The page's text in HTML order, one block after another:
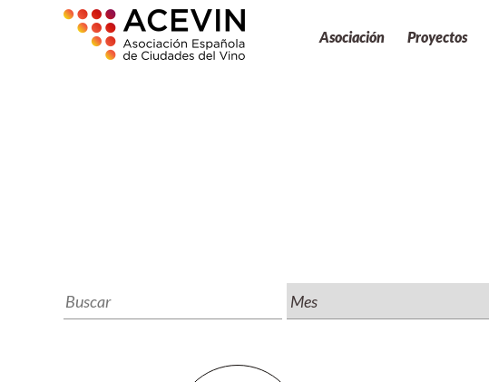
Asociación Proyectos